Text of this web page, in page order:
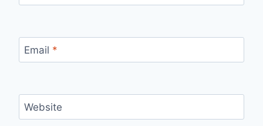
Email *
Website